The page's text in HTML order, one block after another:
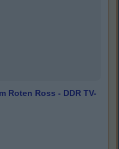
Roten Ross - DDR TV-